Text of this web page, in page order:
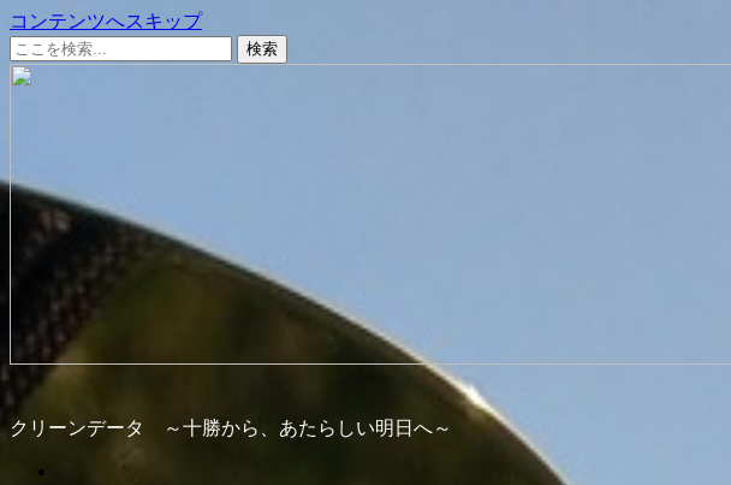
コンテンツへスキップ
クリーンデータ ～十勝から、あたらしい明日へ～